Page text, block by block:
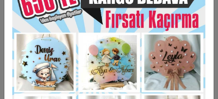
Kişiye özel tasarım hazırlanmaktadır.
Taksit Seçenekleri
Garanti Ve Teslimat